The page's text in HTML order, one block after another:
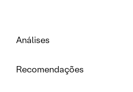
Análises
Recomendações